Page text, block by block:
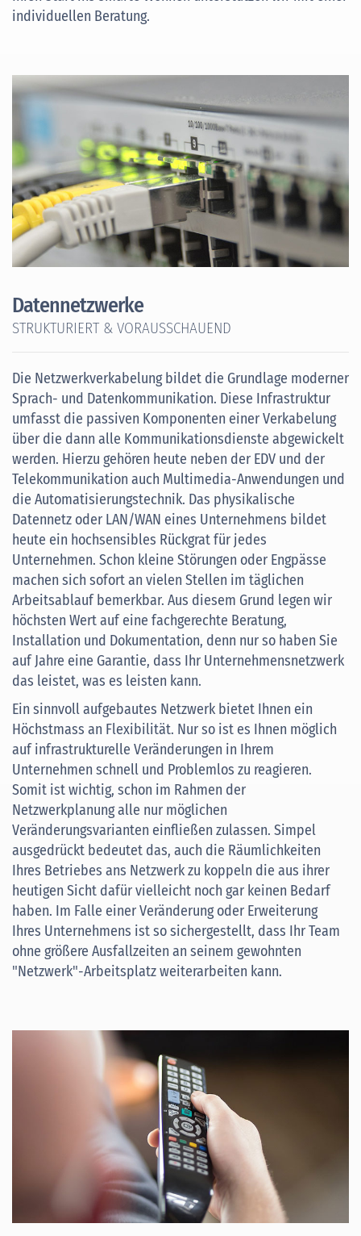
individuellen Beratung.
Datennetzwerke
STRUKTURIERT & VORAUSSCHAUEND
Die Netzwerkverkabelung bildet die Grundlage moderner
Sprach- und Datenkommunikation. Diese Infrastruktur
umfasst die passiven Komponenten einer Verkabelung
über die dann alle Kommunikationsdienste abgewickelt
werden. Hierzu gehören heute neben der EDV und der
Telekommunikation auch Multimedia-Anwendungen und
die Automatisierungstechnik. Das physikalische
Datennetz oder LAN/WAN eines Unternehmens bildet
heute ein hochsensibles Rückgrat für jedes
Unternehmen. Schon kleine Störungen oder Engpässe
machen sich sofort an vielen Stellen im täglichen
Arbeitsablauf bemerkbar. Aus diesem Grund legen wir
höchsten Wert auf eine fachgerechte Beratung,
Installation und Dokumentation, denn nur so haben Sie
auf Jahre eine Garantie, dass Ihr Unternehmensnetzwerk
das leistet, was es leisten kann.
Ein sinnvoll aufgebautes Netzwerk bietet Ihnen ein
Höchstmass an Flexibilität. Nur so ist es Ihnen möglich
auf infrastrukturelle Veränderungen in Ihrem
Unternehmen schnell und Problemlos zu reagieren.
Somit ist wichtig, schon im Rahmen der
Netzwerkplanung alle nur möglichen
Veränderungsvarianten einfließen zulassen. Simpel
ausgedrückt bedeutet das, auch die Räumlichkeiten
Ihres Betriebes ans Netzwerk zu koppeln die aus ihrer
heutigen Sicht dafür vielleicht noch gar keinen Bedarf
haben. Im Falle einer Veränderung oder Erweiterung
Ihres Unternehmens ist so sichergestellt, dass Ihr Team
ohne größere Ausfallzeiten an seinem gewohnten
"Netzwerk"-Arbeitsplatz weiterarbeiten kann.